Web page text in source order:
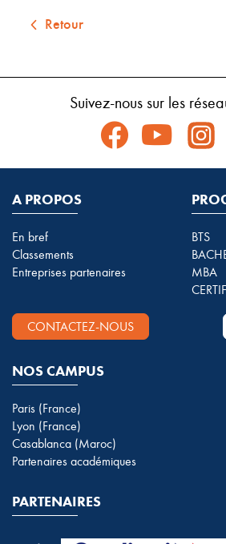
Retour
Suivez-nous sur les
A PROPOS
En bref
Classements
Entreprises partenaires
BTS
MBA
CONTACTEZ-NOUS
NOS CAMPUS
Paris (France)
Lyon (France)
Casablanca (Maroc)
Partenaires académiques
PARTENAIRES